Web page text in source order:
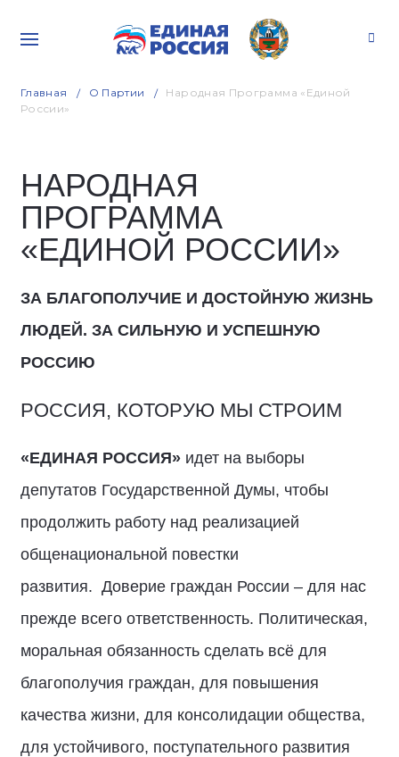
Главная О Партии
Народная Программа «Единой
России»
НАРОДНАЯ
ПРОГРАММА
«ЕДИНОЙ РОССИИ»
ЗА БЛАГОПОЛУЧИЕ И ДОСТОЙНУЮ ЖИЗНЬ
ЛЮДЕЙ. ЗА СИЛЬНУЮ И УСПЕШНУЮ
РОССИЮ
РОССИЯ, КОТОРУЮ МЫ СТРОИМ
«ЕДИНАЯ РОССИЯ» идет на выборы
депутатов Государственной Думы, чтобы
продолжить работу над реализацией
общенациональной повестки
развития. Доверие граждан России – для нас
прежде всего ответственность. Политическая,
моральная обязанность сделать всё для
благополучия граждан, для повышения
качества жизни, для консолидации общества,
для устойчивого, поступательного развития